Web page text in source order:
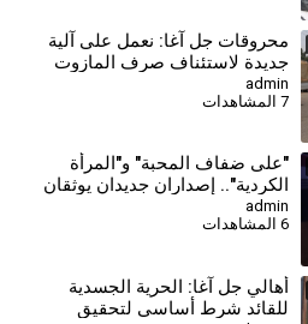
⁣محروقات جل آغا: نعمل على آلية
جديدة لاستئناف صرف المازوت
الخدمي لمستحقيه
admin
7 المشاهدات
⁣"على ضفاف المحبة" و"المرأة
الكردية".. إصداران جديدان يوثقان
الهوية والذاكرة
admin
6 المشاهدات
أهالي جل آغا: الحرية الجسدية
للقائد شرط أساسي لتحقيق